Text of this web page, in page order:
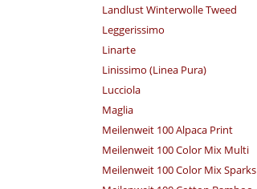
Landlust Winterwolle Tweed
Leggerissimo
Linarte
Linissimo (Linea Pura)
Lucciola
Maglia
Meilenweit 100 Alpaca Print
Meilenweit 100 Color Mix Multi
Meilenweit 100 Color Mix Sparks